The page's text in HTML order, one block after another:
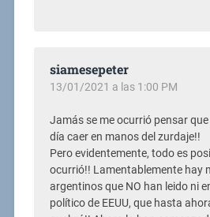
siamesepeter
13/01/2021 a las 1:00 PM
Jamás se me ocurrió pensar
día caer en manos del zurdaje!!
Pero evidentemente, todo es
ocurrió!! Lamentablemente hay
argentinos que NO han leido ni
político de EEUU, que hasta